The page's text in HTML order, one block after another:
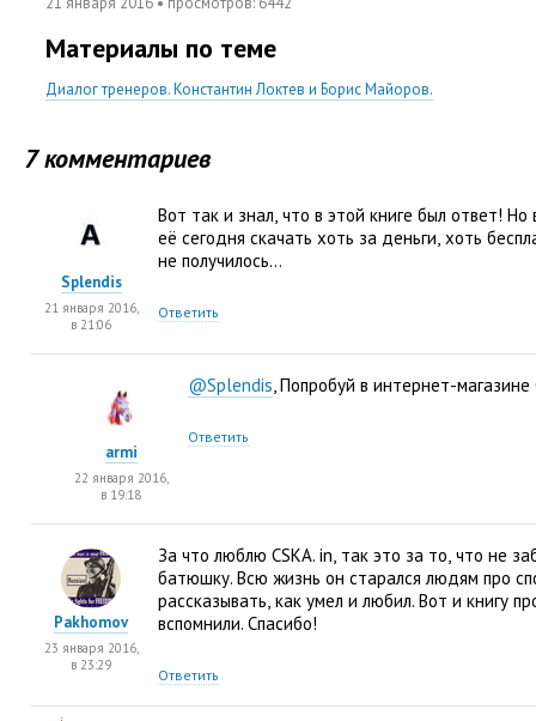
Материалы по теме
Диалог тренеров. Константин Локтев и Борис Майоров.
7 комментариев
Вот так и знал, что в этой книге был ответ! Но
её сегодня скачать хоть за деньги, хоть
не получилось…
Ответить
Splendis
21 января 2016,
в 21:06
@Splendis, Попробуй в интернет-магазине
Ответить
armi
22 января 2016,
в 19:18
За что люблю CSKA. in, так это за то, что не
батюшку. Всю жизнь он старался людям про
рассказывать, как умел и любил. Вот и книгу
вспомнили. Спасибо!
Ответить
Pakhomov
23 января 2016,
в 23:29